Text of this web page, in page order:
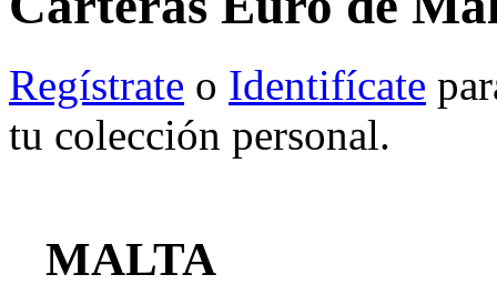
Regístrate o Identifícate
tu colección personal.
MALTA